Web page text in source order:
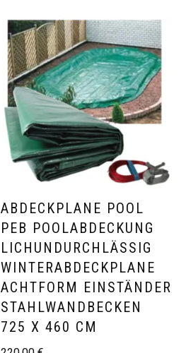
ABDECKPLANE POOL
PEB POOLABDECKUNG
LICHUNDURCHLÄSSIG
WINTERABDECKPLANE
ACHTFORM EINSTÄNDER
STAHLWANDBECKEN
725 X 460 CM